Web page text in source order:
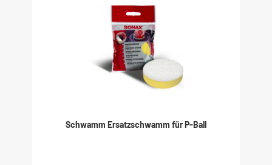
Schwamm Ersatzschwamm für P-Ball